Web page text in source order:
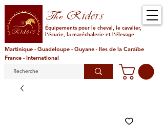
TheRiders
Équipements pour le cheval, le cavalier,
l'écurie, la maréchalerie et l'élevage
Martinique - Guadeloupe - Guyane - Iles de la Caraïbe
France - International